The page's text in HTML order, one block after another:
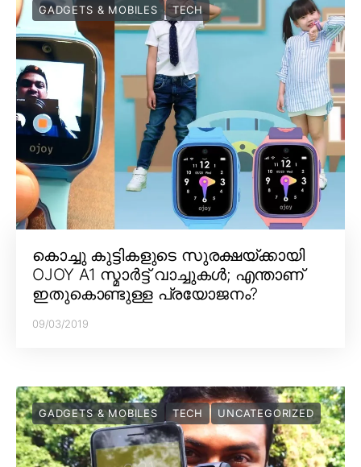
GADGETS & MOBILES TECH
കൊച്ചു കുട്ടികളുടെ സുരക്ഷയ്ക്കായി
OJOY A1 സ്മാർട്ട് വാച്ചുകൾ; എന്താണ്
ഇതുകൊണ്ടുള്ള പ്രയോജനം?
09/03/2019
GADGETS & MOBILES TECH UNCATEGORIZED